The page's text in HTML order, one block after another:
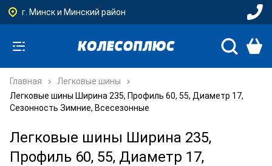
г. Минск и Минский район
Главная
Легковые шины
Легковые шины Ширина 235, Профиль 60, 55, Диаметр 17,
Сезонность Зимние, Всесезонные
Легковые шины Ширина 235,
Профиль 60, 55, Диаметр 17,